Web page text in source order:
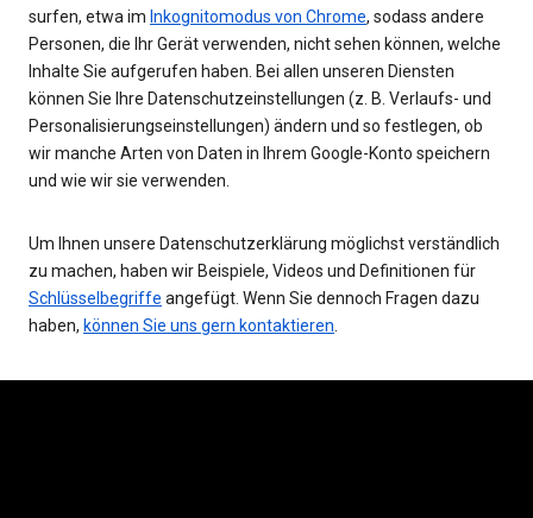
surfen, etwa im Inkognitomodus von Chrome, sodass andere
Personen, die Ihr Gerät verwenden, nicht sehen können, welche
Inhalte Sie aufgerufen haben. Bei allen unseren Diensten
können Sie Ihre Datenschutzeinstellungen (z. B. Verlaufs- und
Personalisierungseinstellungen) ändern und so festlegen, ob
wir manche Arten von Daten in Ihrem Google-Konto speichern
und wie wir sie verwenden.
Um Ihnen unsere Datenschutzerklärung möglichst verständlich
zu machen, haben wir Beispiele, Videos und Definitionen für
Schlüsselbegriffe angefügt. Wenn Sie dennoch Fragen dazu
haben, können Sie uns gern kontaktieren